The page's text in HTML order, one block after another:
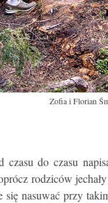
Zofia i Florian
czasu do czasu
rodziców
nasuwać przy